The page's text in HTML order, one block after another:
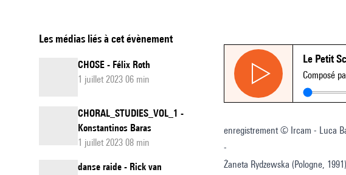
Les médias liés à cet évènement
CHOSE - Félix Roth
1 juillet 2023 06 min
CHORAL_STUDIES_VOL_1 -
Konstantinos Baras
1 juillet 2023 08 min
danse raide - Rick van
Le Petit
Composé
enregistrement © Ircam - Luca
-
Żaneta Rydzewska (Pologne,